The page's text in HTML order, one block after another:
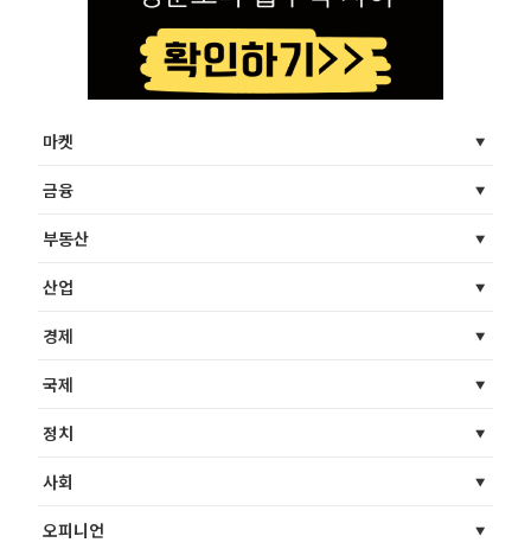
마켓
금융
부동산
산업
경제
국제
정치
사회
오피니언